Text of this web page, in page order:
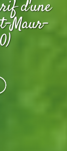
d'une
Maur-